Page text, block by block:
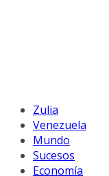
Zulia
Venezuela
Mundo
Sucesos
Economía